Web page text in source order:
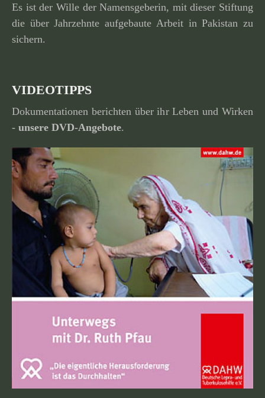
Es ist der Wille der Namensgeberin, mit dieser Stiftung
die über Jahrzehnte aufge­baute Arbeit in Pakistan zu
sichern.
VIDEOTIPPS
Dokumentationen berichten über ihr Leben und Wirken
- unsere DVD-Angebote.